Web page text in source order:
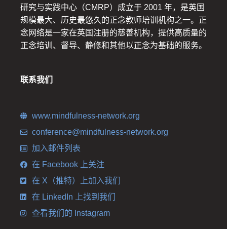
研究与实践中心（CMRP）成立于 2001 年，是英国
规模最大、历史最悠久的正念教师培训机构之一。正
念网络是一家在英国注册的慈善机构，提供高质量的
正念培训、督导、静修和其他以正念为基础的服务。
联系我们
www.mindfulness-network.org
conference@mindfulness-network.org
加入邮件列表
在 Facebook 上关注
在 X（推特）上加入我们
在 LinkedIn 上找到我们
查看我们的 Instagram